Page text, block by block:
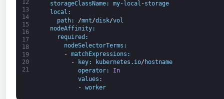
12
13
14
15
16
17
18
19
20
21
storageClassName: my- local -storage
local :
path: /mnt/disk/vol
nodeAffinity:
required :
nodeSelectorTerms :
- matchExpressions :
-
key: kubernetes . io/ hostname
operator:
In
values :
- worker